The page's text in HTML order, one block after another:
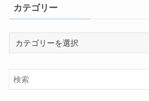
カテゴリー
リ
ー